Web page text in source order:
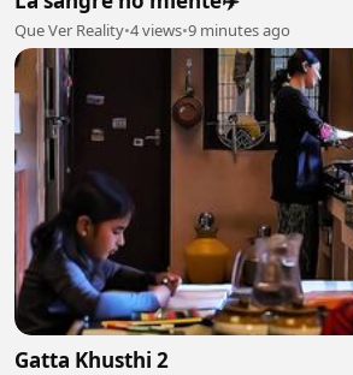
Que Ver Reality•4 views•9 minutes ago
Gatta Khusthi 2